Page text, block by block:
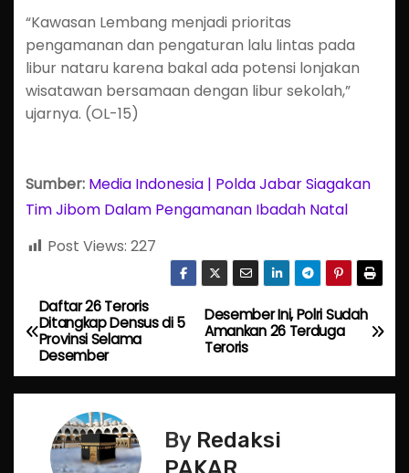
“Kawasan Lembang menjadi prioritas
pengamanan dan pengaturan lalu lintas pada
libur nataru karena bakal ada potensi lonjakan
wisatawan bersamaan dengan libur sekolah,”
ujarnya. (OL-15)
Sumber: Media Indonesia | Polda Jabar Siagakan
Tim Jibom Dalam Pengamanan Ibadah Natal
Post Views: 227
P
o
s
Desember Ini, Polri Sudah
Amankan 26 Terduga
Teroris
Daftar 26 Teroris
Ditangkap Densus di 5
Provinsi Selama
Desember
By Redaksi